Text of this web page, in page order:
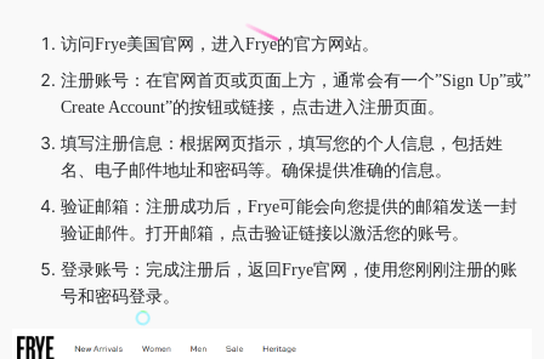
访问Frye美国官网，进入Frye的官方网站。
注册账号：在官网首页或页面上方，通常会有一个”Sign Up”或”
Create Account”的按钮或链接，点击进入注册页面。
填写注册信息：根据网页指示，填写您的个人信息，包括姓
名、电子邮件地址和密码等。确保提供准确的信息。
验证邮箱：注册成功后，Frye可能会向您提供的邮箱发送一封
验证邮件。打开邮箱，点击验证链接以激活您的账号。
登录账号：完成注册后，返回Frye官网，使用您刚刚注册的账
号和密码登录。